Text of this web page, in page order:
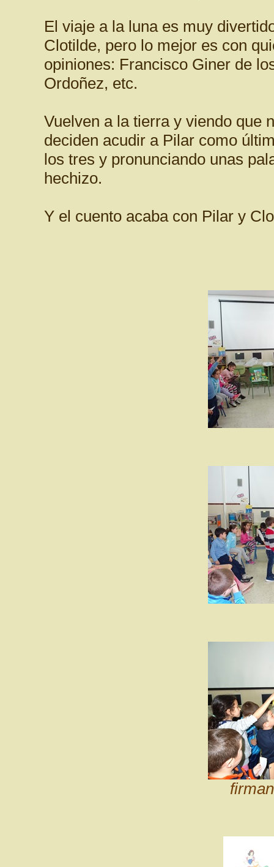
El viaje a la luna es muy
Clotilde, pero lo mejor es con
opiniones: Francisco Giner de
Ordoñez, etc.
Vuelven a la tierra y viendo que
deciden acudir a Pilar como
los tres y pronunciando unas
hechizo.
Y el cuento acaba con Pilar y